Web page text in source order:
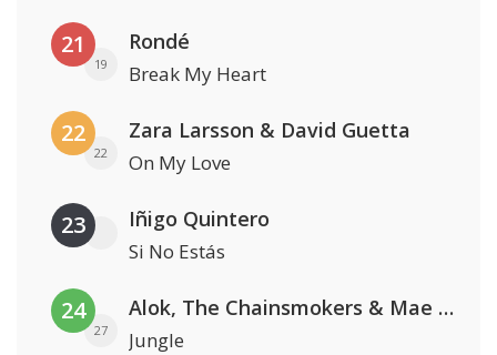
21
19
Rondé
Break My Heart
22
22
Zara Larsson & David Guetta
On My Love
23 Iñigo Quintero
Si No Estás
24
27
Alok, The Chainsmokers & Mae Stephens
Jungle